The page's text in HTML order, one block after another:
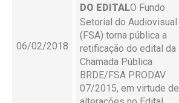
06/02/2018
DO EDITALO Fundo
Setorial do Audiovisual
(FSA) torna pública a
retificação do edital da
Chamada Pública
BRDE/FSA PRODAV
07/2015, em virtude de